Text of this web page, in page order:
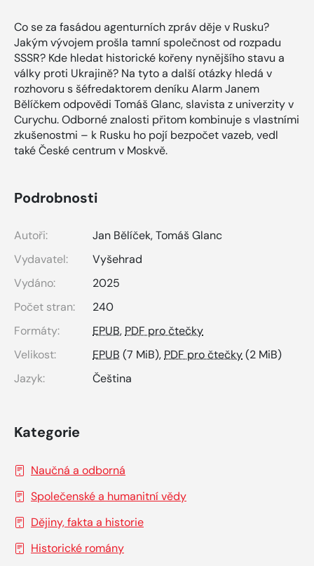
Co se za fasádou agenturních zpráv děje v Rusku?
Jakým vývojem prošla tamní společnost od rozpadu
SSSR? Kde hledat historické kořeny nynějšího stavu a
války proti Ukrajině? Na tyto a další otázky hledá v
rozhovoru s šéfredaktorem deníku Alarm Janem
Bělíčkem odpovědi Tomáš Glanc, slavista z univerzity v
Curychu. Odborné znalosti přitom kombinuje s vlastními
zkušenostmi – k Rusku ho pojí bezpočet vazeb, vedl
také České centrum v Moskvě.
Podrobnosti
Autoři: Jan Bělíček,Tomáš Glanc
Vydavatel:
Vyšehrad
Vydáno:
2025
Počet stran:
240
Formáty:
EPUB,PDF pro čtečky
Velikost:
EPUB (7 MiB),PDF pro čtečky(2 MiB)
Jazyk:
Čeština
Kategorie
Naučná a odborná
Společenské a humanitní vědy
Dějiny, fakta a historie
Historické romány